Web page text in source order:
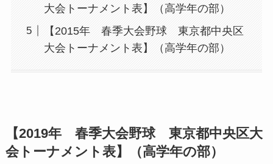
大会トーナメント表】（高学年の部）
【2015年 春季大会野球 東京都中央区
大会トーナメント表】（高学年の部）
【2019年 春季大会野球 東京都中央区大
会トーナメント表】（高学年の部）